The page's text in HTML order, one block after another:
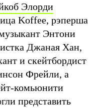
Элорди
Koffee, рэперша
Энтони
Джаная Хан,
и скейтбордист
Фрейли, а
комьюнити
представить